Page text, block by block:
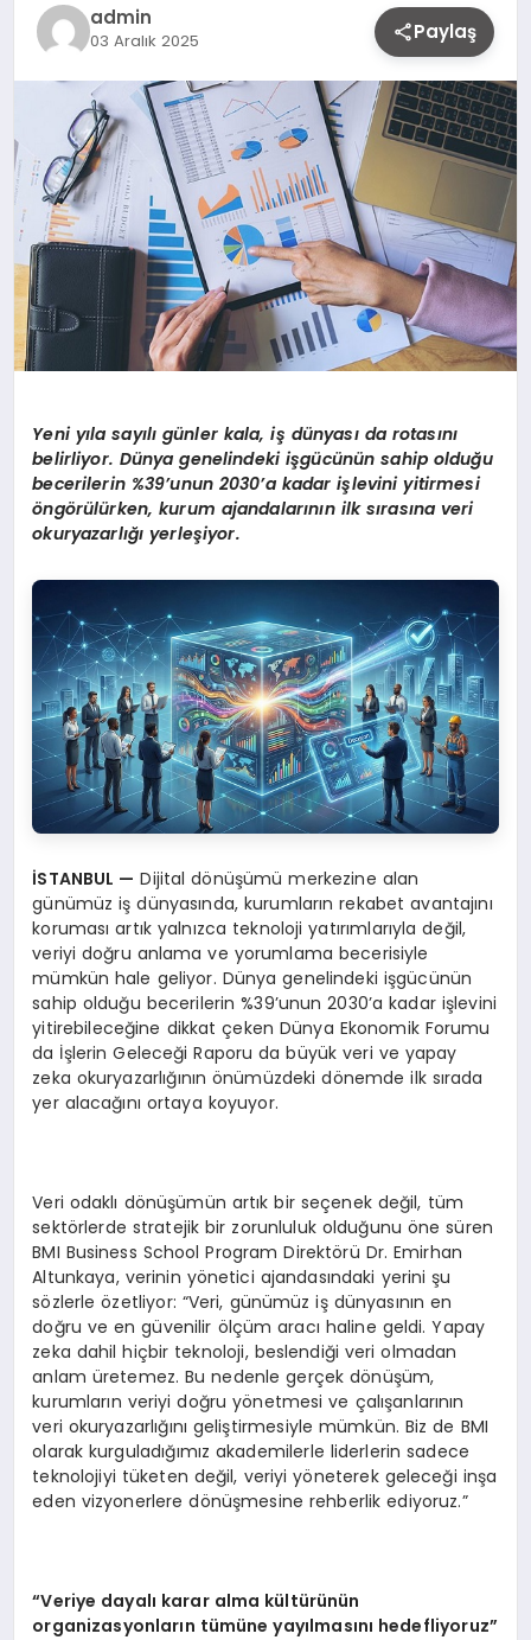
admin
03 Aralık 2025 Paylaş
Yeni yıla sayılı günler kala, iş dünyası da rotasını
belirliyor. Dünya genelindeki işgücünün sahip olduğu
becerilerin %39’unun 2030’a kadar işlevini yitirmesi
öngörülürken, kurum ajandalarının ilk sırasına veri
okuryazarlığı yerleşiyor.
İSTANBUL — Dijital dönüşümü merkezine alan
günümüz iş dünyasında, kurumların rekabet avantajını
koruması artık yalnızca teknoloji yatırımlarıyla değil,
veriyi doğru anlama ve yorumlama becerisiyle
mümkün hale geliyor. Dünya genelindeki işgücünün
sahip olduğu becerilerin %39’unun 2030’a kadar işlevini
yitirebileceğine dikkat çeken Dünya Ekonomik Forumu
da İşlerin Geleceği Raporu da büyük veri ve yapay
zeka okuryazarlığının önümüzdeki dönemde ilk sırada
yer alacağını ortaya koyuyor.
Veri odaklı dönüşümün artık bir seçenek değil, tüm
sektörlerde stratejik bir zorunluluk olduğunu öne süren
BMI Business School Program Direktörü Dr. Emirhan
Altunkaya, verinin yönetici ajandasındaki yerini şu
sözlerle özetliyor: “Veri, günümüz iş dünyasının en
doğru ve en güvenilir ölçüm aracı haline geldi. Yapay
zeka dahil hiçbir teknoloji, beslendiği veri olmadan
anlam üretemez. Bu nedenle gerçek dönüşüm,
kurumların veriyi doğru yönetmesi ve çalışanlarının
veri okuryazarlığını geliştirmesiyle mümkün. Biz de BMI
olarak kurguladığımız akademilerle liderlerin sadece
teknolojiyi tüketen değil, veriyi yöneterek geleceği inşa
eden vizyonerlere dönüşmesine rehberlik ediyoruz.”
“Veriye dayalı karar alma kültürünün
organizasyonların tümüne yayılmasını hedefliyoruz”